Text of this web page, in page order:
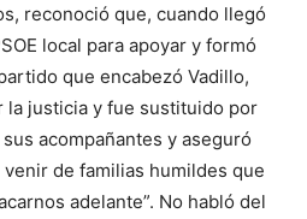
reconoció que, cuando llegó
local para apoyar y formó
que encabezó Vadillo,
la justicia y fue sustituido por
acompañantes y aseguró
de familias humildes que
adelante”. No habló del